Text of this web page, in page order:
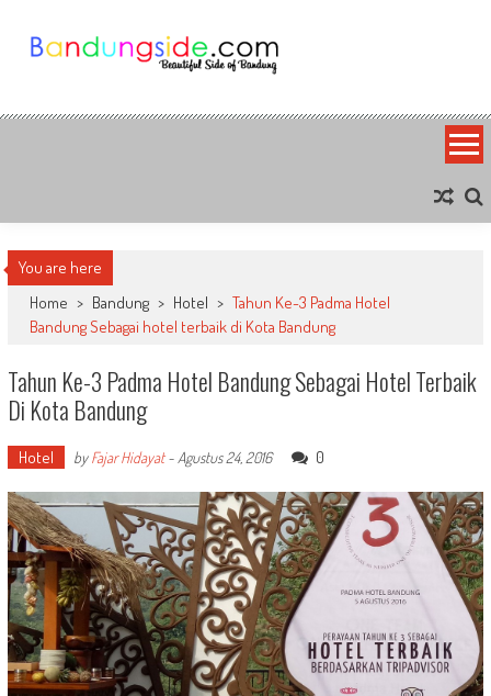
content
Bandung Side
You are here
Home > Bandung > Hotel > Tahun Ke-3 Padma Hotel
Bandung Sebagai hotel terbaik di Kota Bandung
Tahun Ke-3 Padma Hotel Bandung Sebagai Hotel Terbaik
Di Kota Bandung
Hotel byFajar Hidayat- Agustus 24, 2016 0